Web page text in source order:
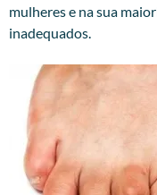
mulheres e na sua
inadequados.